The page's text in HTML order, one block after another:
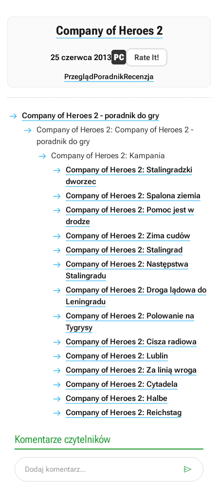
Company of Heroes 2
25 czerwca 2013 Rate It!
PrzeglądPoradnikRecenzja
Company of Heroes 2 - poradnik do gry
Company of Heroes 2: Company of Heroes 2 -
poradnik do gry
Company of Heroes 2: Kampania
Company of Heroes 2: Stalingradzki
dworzec
Company of Heroes 2: Spalona ziemia
Company of Heroes 2: Pomoc jest w
drodze
Company of Heroes 2: Zima cudów
Company of Heroes 2: Stalingrad
Company of Heroes 2: Następstwa
Stalingradu
Company of Heroes 2: Droga lądowa do
Leningradu
Company of Heroes 2: Polowanie na
Tygrysy
Company of Heroes 2: Cisza radiowa
Company of Heroes 2: Lublin
Company of Heroes 2: Za linią wroga
Company of Heroes 2: Cytadela
Company of Heroes 2: Halbe
Company of Heroes 2: Reichstag
Komentarze czytelników
Dodaj komentarz... 